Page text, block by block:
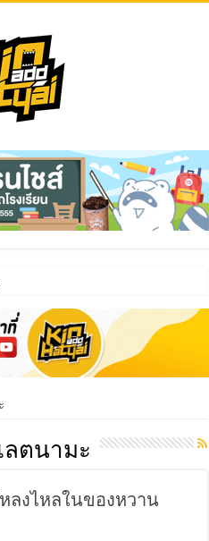
ตนามะ
ลงไหลในของหวาน